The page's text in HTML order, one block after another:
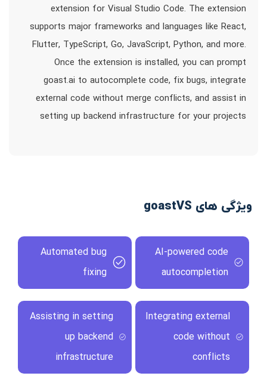
extension for Visual Studio Code. The extension
supports major frameworks and languages like React,
Flutter, TypeScript, Go, JavaScript, Python, and more.
Once the extension is installed, you can prompt
goast.ai to autocomplete code, fix bugs, integrate
external code without merge conflicts, and assist in
setting up backend infrastructure for your projects
ویژگی های goastVS
AI-powered code
autocompletion
Automated bug
fixing
Integrating external
code without
conflicts
Assisting in setting
up backend
infrastructure